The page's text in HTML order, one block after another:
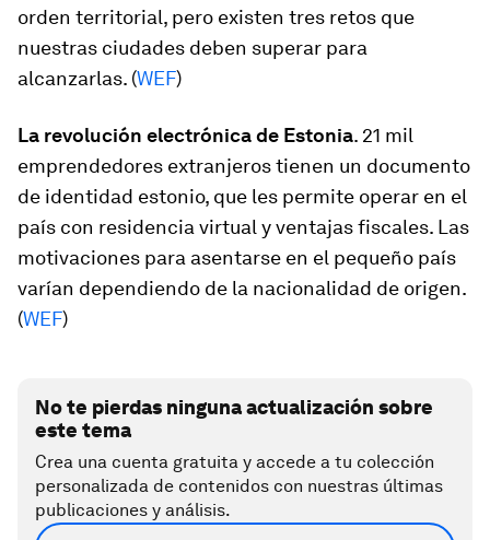
orden territorial, pero existen tres retos que
nuestras ciudades deben superar para
alcanzarlas. (WEF)
La revolución electrónica de Estonia. 21 mil
emprendedores extranjeros tienen un documento
de identidad estonio, que les permite operar en el
país con residencia virtual y ventajas fiscales. Las
motivaciones para asentarse en el pequeño país
varían dependiendo de la nacionalidad de origen.
(WEF)
No te pierdas ninguna actualización sobre
este tema
Crea una cuenta gratuita y accede a tu colección
personalizada de contenidos con nuestras últimas
publicaciones y análisis.